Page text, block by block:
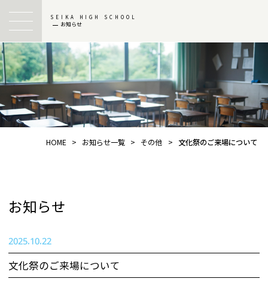
SEIKA HIGH SCHOOL
お知らせ
HOME > お知らせ一覧 > その他 > 文化祭のご来場について
お知らせ
2025.10.22
文化祭のご来場について